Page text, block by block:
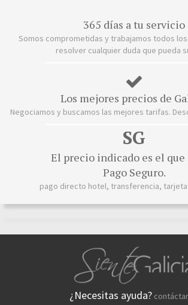
365 días a tu servicio
Somos comprometidas y trabajamos todos
resolver cualquier duda que pueda
Los mejores precios de
Negociamos y buscamos las mejores tarifas.
SG
El precio indicado es el que
Pago Seguro.
pago directo hotel, transferencia,
¿Necesitas ayuda?